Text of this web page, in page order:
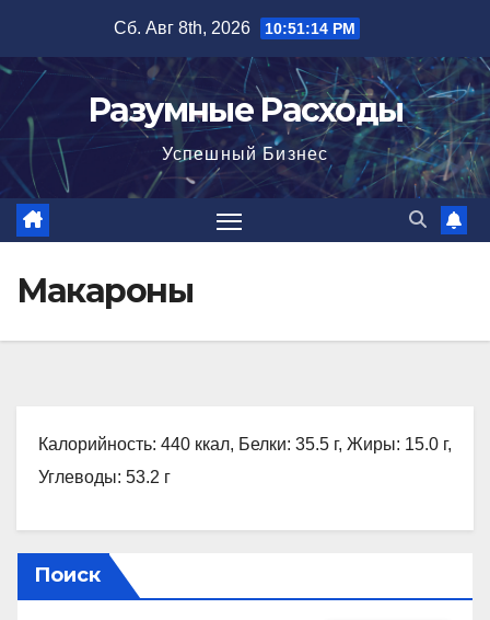
содержимому
Сб. Авг 8th, 2026 10:51:15 PM
Разумные Расходы
Успешный Бизнес
Макароны
Калорийность: 440 ккал, Белки: 35.5 г, Жиры: 15.0 г,
Углеводы: 53.2 г
Поиск